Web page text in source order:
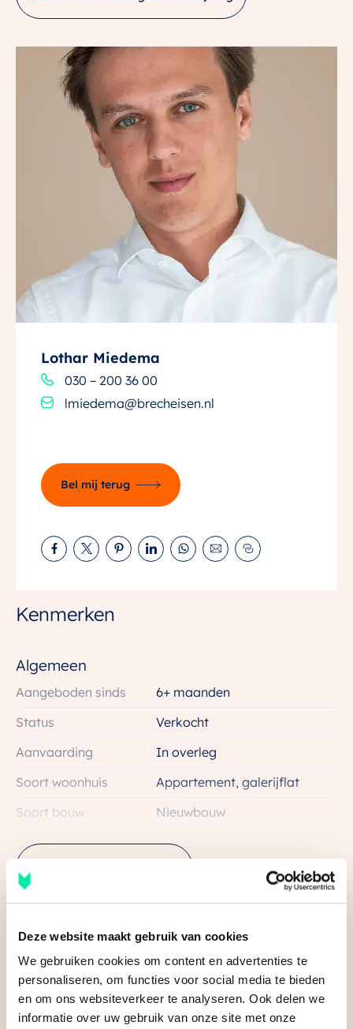
Deze website maakt gebruik van cookies
We gebruiken cookies om content en advertenties te
personaliseren, om functies voor social media te bieden
en om ons websiteverkeer te analyseren. Ook delen we
informatie over uw gebruik van onze site met onze
Iedereen vindt hier een optimale woning. Geniet van
levendige straat.
Drink een heerlijke koffie op je eigen grote balkon of
ontspan in je eigen tuin. Alles is mogelijk in
woongebouw Cobana van deelplan Nicoya.
Laat je verleiden door de 2 ruime maisonnettes of 50
luxe appartementen in Cobana! Dit bijzondere
woonblok wordt gekenmerkt door diversiteit. Je vindt
hier karakteristieke maisonnettes, 2 en 3
kamerappartementen en luxe penthouses. Perfecte
woningen voor verschillende typen huishoudens. Van
starters tot gezinnen. De woningen zijn voorzien van
vloerverwarming, dus jij hebt nooit meer last van
uitzicht op de prachtige binnentuin. Zo ervaar je de
luxe van een groene omgeving, maar met de stad
naast je deur.
parkeerplek te kopen in de stallingsgarage onder de
binnentuin. De kosten voor een parkeerplaats zijn €
Lothar Miedema
030 – 200 36 00
lmiedema@brecheisen.nl
Bel mij terug
Kenmerken
Algemeen
Aangeboden sinds
6+ maanden
Status
Verkocht
Aanvaarding
In overleg
Soort woonhuis
Appartement, galerijflat
Soort bouw
Nieuwbouw
Bouwjaar
2025
Ligging
Aan park, in woonwijk
Wonen
59 m²
Gebouwgebonden Buitenruimte
11 m²
Inhoud
179 m³
Media